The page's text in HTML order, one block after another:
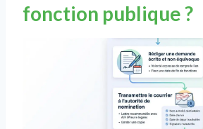
fonction publique ?